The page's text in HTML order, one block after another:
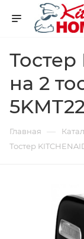
Тостер
на 2
Главная —
Тостер